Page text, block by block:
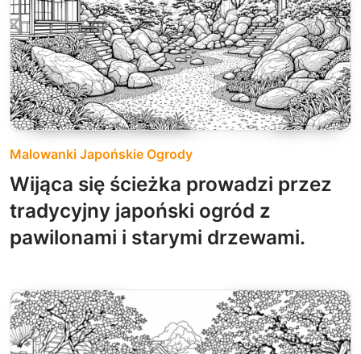
Malowanki Japońskie Ogrody
Wijąca się ścieżka prowadzi przez
tradycyjny japoński ogród z
pawilonami i starymi drzewami.